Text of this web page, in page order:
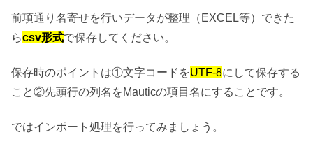
前項通り名寄せを行いデータが整理（EXCEL等）できた
らcsv形式で保存してください。
保存時のポイントは①文字コードをUTF-8にして保存する
こと②先頭行の列名をMauticの項目名にすることです。
ではインポート処理を行ってみましょう。